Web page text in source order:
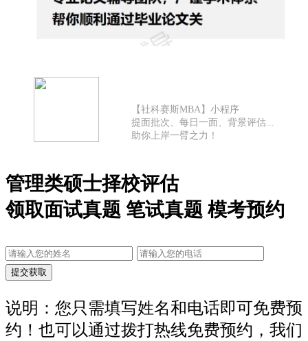
【社科赛斯MBA】小程序
提面批次、每日一面、背景评估...
助你上岸一臂之力！
管理类硕士择校评估
领取面试真题 笔试真题 模考预约
说明：您只需填写姓名和电话即可免费预
约！也可以通过拨打热线免费预约，我们